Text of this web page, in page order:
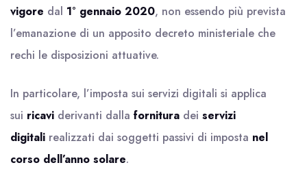
vigore dal 1° gennaio 2020, non essendo più prevista
l’emanazione di un apposito decreto ministeriale che
rechi le disposizioni attuative.
In particolare, l’imposta sui servizi digitali si applica
sui ricavi derivanti dalla fornitura dei servizi
digitali realizzati dai soggetti passivi di imposta nel
corso dell’anno solare.